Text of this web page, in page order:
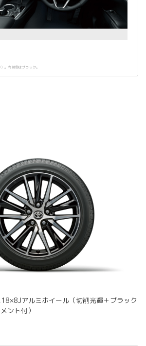
。内装色はブラック。
アルミホイール（切削光輝＋ブラック
ント付）